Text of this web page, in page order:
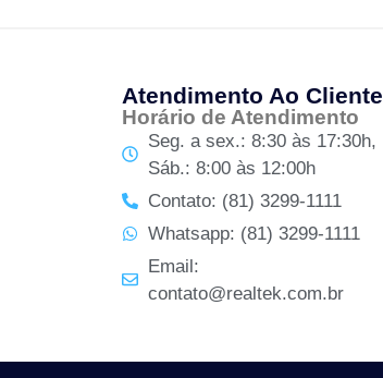
Atendimento Ao Cliente
Horário de Atendimento
Seg. a sex.: 8:30 às 17:30h,
Sáb.: 8:00 às 12:00h
Contato: (81) 3299-1111
Whatsapp: (81) 3299-1111
Email:
contato@realtek.com.br